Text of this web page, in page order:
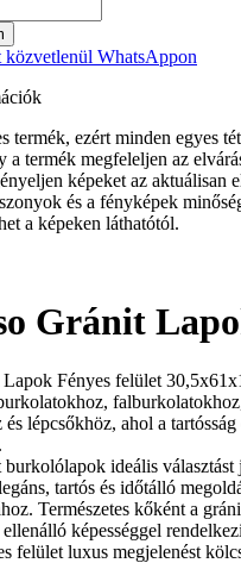
közvetlenül WhatsAppon
termék, ezért minden egyes
a termék megfeleljen az
képeket az aktuálisan
és a fényképek
a képeken láthatótól.
Gránit
Fényes felület
lépcsőkhöz, ahol a tartósság
burkolólapok ideális választást
tartós és időtálló
Természetes kőként a
ellenálló képességgel
felület luxus megjelenést